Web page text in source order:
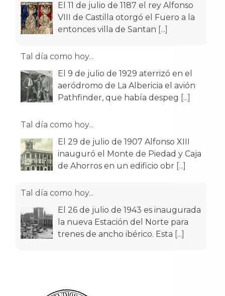
El 11 de julio de 1187 el rey Alfonso
VIII de Castilla otorgó el Fuero a la
entonces villa de Santan [...]
Tal día como hoy...
El 9 de julio de 1929 aterrizó en el
aeródromo de La Albericia el avión
Pathfinder, que había despeg
[...]
Tal día como hoy...
El 29 de julio de 1907 Alfonso XIII
inauguró el Monte de Piedad y Caja
de Ahorros en un edificio obr [...]
Tal día como hoy...
El 26 de julio de 1943 es inaugurada
la nueva Estación del Norte para
trenes de ancho ibérico. Esta [...]